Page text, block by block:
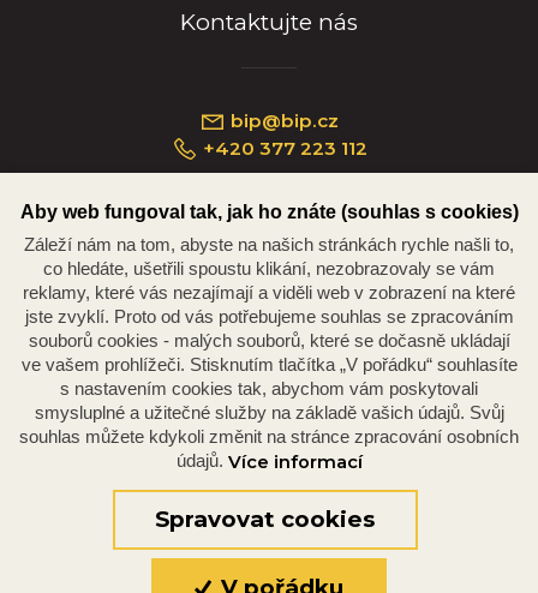
Kontaktujte nás
bip@bip.cz
+420 377 223 112
Náměstí Republiky 234/35, 301 00 Plzeň
© 2026 Oficiální stránky Plzeňské diecéze
Aby web fungoval tak, jak ho znáte (souhlas s cookies)
Záleží nám na tom, abyste na našich stránkách rychle našli to,
co hledáte, ušetřili spoustu klikání, nezobrazovaly se vám
reklamy, které vás nezajímají a viděli web v zobrazení na které
jste zvyklí. Proto od vás potřebujeme souhlas se zpracováním
souborů cookies - malých souborů, které se dočasně ukládají
ve vašem prohlížeči. Stisknutím tlačítka „V pořádku“ souhlasíte
s nastavením cookies tak, abychom vám poskytovali
smysluplné a užitečné služby na základě vašich údajů. Svůj
souhlas můžete kdykoli změnit na stránce zpracování osobních
údajů. Více informací
Spravovat cookies
V pořádku